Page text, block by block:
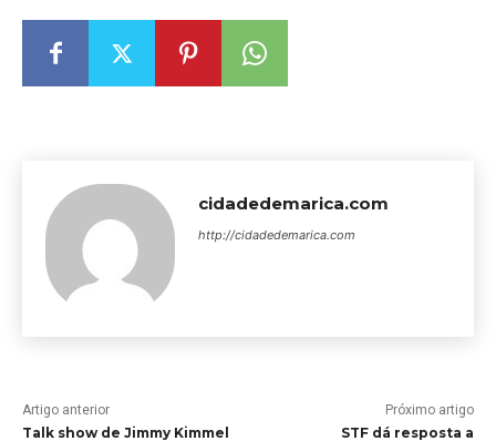
cidadedemarica.com
http://cidadedemarica.com
Artigo anterior
Talk show de Jimmy Kimmel
Próximo artigo
STF dá resposta a